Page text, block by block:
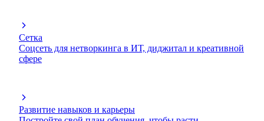
Сетка
Соцсеть для нетворкинга в ИТ, диджитал и креативной
сфере
Развитие навыков и карьеры